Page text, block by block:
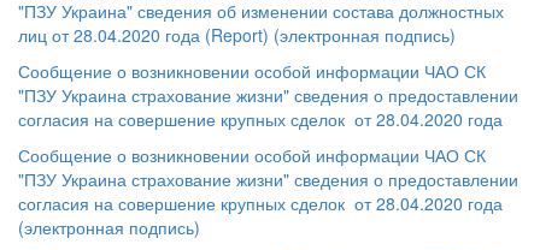
"ПЗУ Украина" сведения об изменении состава должностных
лиц от 28.04.2020 года (Report) (электронная подпись)
Сообщение о возникновении особой информации ЧАО СК
"ПЗУ Украина страхование жизни" сведения о предоставлении
согласия на совершение крупных сделок от 28.04.2020 года
Сообщение о возникновении особой информации ЧАО СК
"ПЗУ Украина страхование жизни" сведения о предоставлении
согласия на совершение крупных сделок от 28.04.2020 года
(электронная подпись)